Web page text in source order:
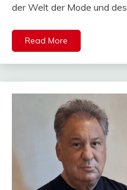
der Welt der Mode und des
Read More